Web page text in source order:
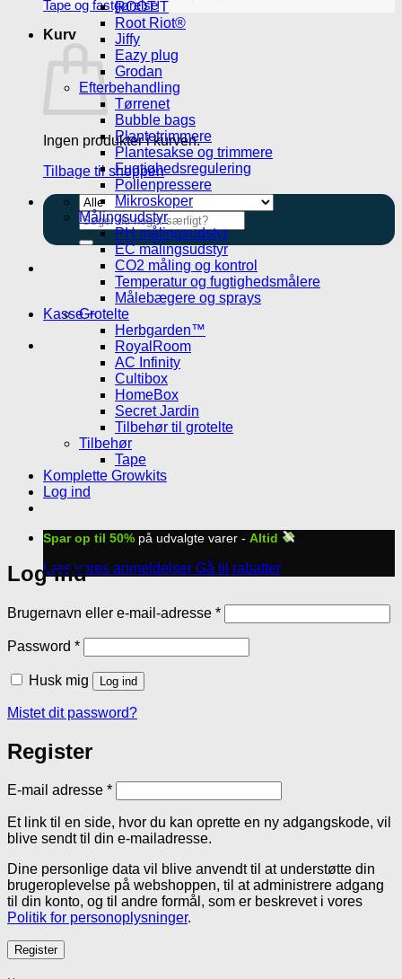
Tape og fastgørelse
Kurv
Ingen produkter i kurven.
Tilbage til shoppen
Søg
efter:
Kasse +
ROOT!T
Root Riot®
Jiffy
Eazy plug
Grodan
Efterbehandling
Tørrenet
Bubble bags
Plantetrimmere
Plantesakse og trimmere
Fugtighedsregulering
Pollenpressere
Mikroskoper
Målingsudstyr
PH målingsudstyr
EC målingsudstyr
CO2 måling og kontrol
Temperatur og fugtighedsmålere
Målebægere og sprays
Grotelte
Herbgarden™
RoyalRoom
AC Infinity
Cultibox
HomeBox
Secret Jardin
Tilbehør til grotelte
Tilbehør
Tape
Komplette Growkits
Log ind
Spar op til 50% på udvalgte varer - Altid
Læs vores anmeldelser Gå til rabatter
Log ind
Brugernavn eller e-mail-adresse *Påkrævet
Password *Påkrævet
Husk mig Log ind
Mistet dit password?
Register
E-mail adresse *Påkrævet
Et link til en side, hvor du kan oprette en ny adgangskode, vil
blive sendt til din e-mailadresse.
Dine personlige data vil blive anvendt til at understøtte din
brugeroplevelse på webshoppen, til at administrere adgang
til din konto, og til andre formål, som er beskrevet i vores
Politik for personoplysninger.
Register